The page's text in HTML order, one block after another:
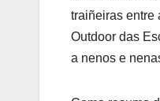
traiñeiras entre
Outdoor das
a nenos e